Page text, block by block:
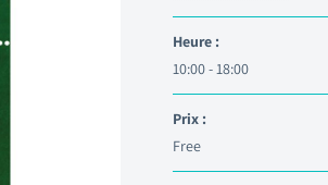
Heure :
10:00 - 18:00
Prix :
Free